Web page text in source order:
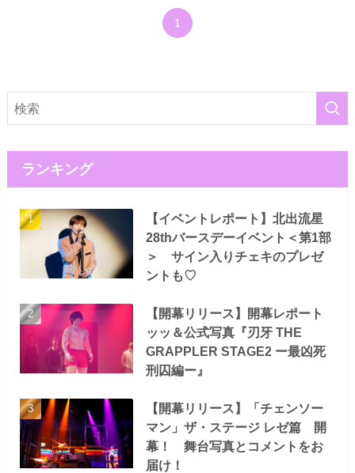
1
ランキング
【イベントレポート】北出流星
28thバースデーイベント＜第1部
＞ サイン入りチェキのプレゼ
ントも♡
【開幕リリース】開幕レポート
ッッ＆公式写真『刃牙 THE
GRAPPLER STAGE2 ー最凶死
刑囚編ー』
【開幕リリース】「チェンソー
マン」ザ・ステージ レゼ篇 開
幕！ 舞台写真とコメントをお
届け！